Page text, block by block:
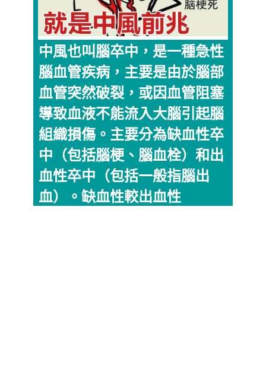
中風也叫腦卒中，是一種急性
腦血管疾病，主要是由於腦部
血管突然破裂，或因血管阻塞
導致血液不能流入大腦引起腦
組織損傷。主要分為缺血性卒
中（包括腦梗、腦血栓）和出
血性卒中（包括一般指腦出
血）。缺血性較出血性